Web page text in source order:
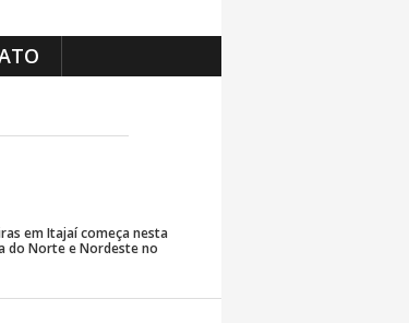
em Itajaí começa nesta
do Norte e Nordeste no